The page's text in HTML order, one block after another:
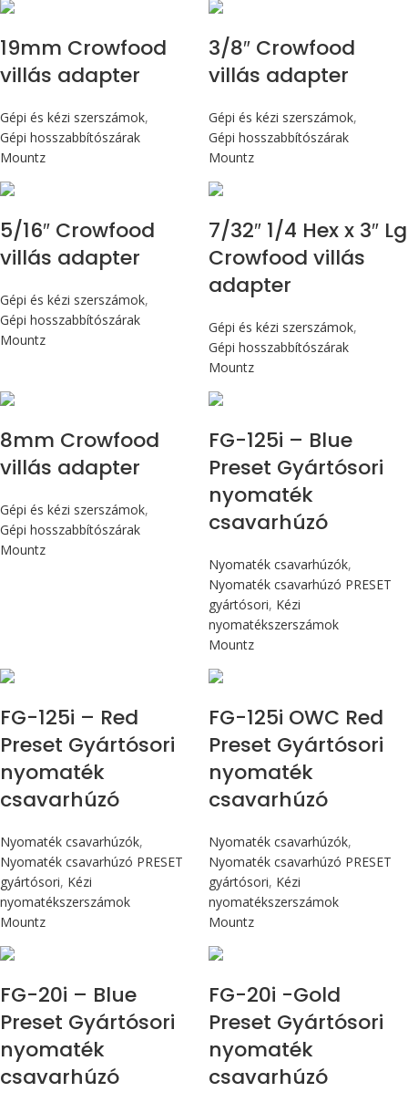
19mm Crowfood
villás adapter
Gépi és kézi szerszámok,
Gépi hosszabbítószárak
Mountz
3/8″ Crowfood
villás adapter
Gépi és kézi szerszámok,
Gépi hosszabbítószárak
Mountz
5/16″ Crowfood
villás adapter
Gépi és kézi szerszámok,
Gépi hosszabbítószárak
Mountz
7/32″ 1/4 Hex x 3″ Lg
Crowfood villás
adapter
Gépi és kézi szerszámok,
Gépi hosszabbítószárak
Mountz
8mm Crowfood
villás adapter
Gépi és kézi szerszámok,
Gépi hosszabbítószárak
Mountz
FG-125i – Blue
Preset Gyártósori
nyomaték
csavarhúzó
Nyomaték csavarhúzók,
Nyomaték csavarhúzó PRESET
gyártósori, Kézi
nyomatékszerszámok
Mountz
FG-125i – Red
Preset Gyártósori
nyomaték
csavarhúzó
Nyomaték csavarhúzók,
Nyomaték csavarhúzó PRESET
gyártósori, Kézi
nyomatékszerszámok
Mountz
FG-125i OWC Red
Preset Gyártósori
nyomaték
csavarhúzó
Nyomaték csavarhúzók,
Nyomaték csavarhúzó PRESET
gyártósori, Kézi
nyomatékszerszámok
Mountz
FG-20i – Blue
Preset Gyártósori
nyomaték
csavarhúzó
FG-20i -Gold
Preset Gyártósori
nyomaték
csavarhúzó